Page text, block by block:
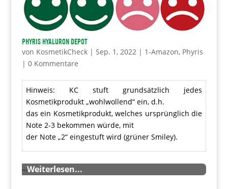
PHYRIS Hyaluron Depot
von KosmetikCheck| Sep. 1, 2022| 1-Amazon, Phyris
| 0 Kommentare
Hinweis: KC stuft grundsätzlich jedes
Kosmetikprodukt „wohlwollend“ ein, d.h.
das ein Kosmetikprodukt, welches ursprünglich die
Note 2-3 bekommen würde, mit
der Note „2“ eingestuft wird (grüner Smiley).
…Weiterlesen...